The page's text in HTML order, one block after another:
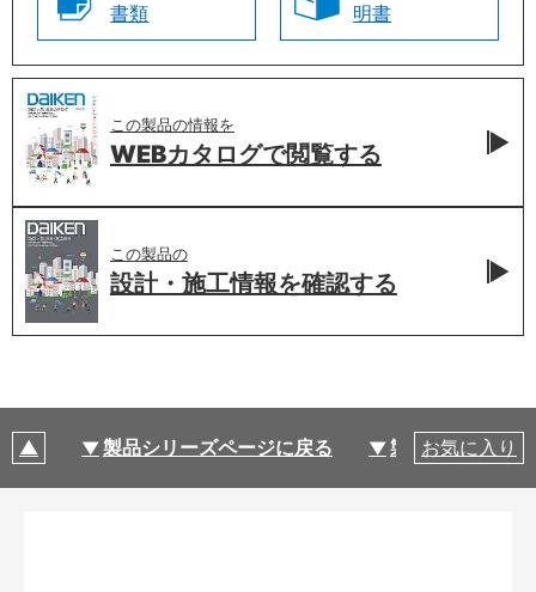
書類
明書
この製品の情報を
WEBカタログで閲覧する
この製品の
設計・施工情報を確認する
製品シリーズページに戻る 製品仕様
お気に入り